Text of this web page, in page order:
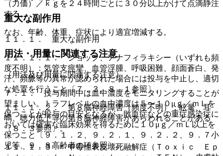
重大な副作用
１１．１． 重大な副作用
１１．１．１． ショック、アナフィラキシー（いずれも頻
度不明）：気管支痙攣、血管浮腫、呼吸困難、顔面蒼白、発
汗、頻脈等の異常が認められた場合には投与を中止し、適切
な処置を行うこと〔７．３、８．１参照〕。
１１．１．２． 第８脳神経障害（頻度不明）：眩暈、耳
鳴、聴力低下等の第８脳神経障害があらわれることがある
〔８．３参照〕。
１１．１．３． 中毒性表皮壊死融解症（Ｔｏｘｉｃ Ｅｐ
（力価）／ｋｇを２４時間ごとに３０分以上かけて点滴静注
する。
なお、年齢、体重、症状により適宜増減する。
用法・用量に関連する注意
（用法及び用量に関連する注意）
７．１． 投与期間中は血中濃度をモニタリングすることが
望ましい。トラフレベルの血中濃度は５〜１０μｇ／ｍＬを
保つことが投与の目安となるが、敗血症などの重症感染症に
おいては確実な臨床効果を得るために１０μｇ／ｍＬ以上を
保つこと〔９．１．２、９．２．１、９．２．２、９．７小
児等、９．８高齢者の項参照〕。